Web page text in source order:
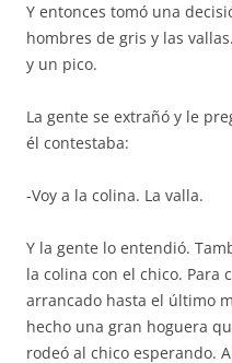
Y entonces tomó una
hombres de gris y las
y un pico.
La gente se extrañó y le
él contestaba:
-Voy a la colina. La valla.
Y la gente lo entendió.
la colina con el chico. Para
arrancado hasta el último
hecho una gran hoguera
rodeó al chico esperando.